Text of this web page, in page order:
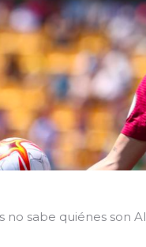
no sabe quiénes son